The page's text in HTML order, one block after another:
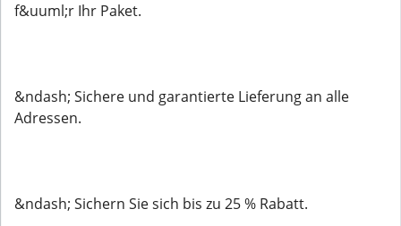
f&uuml;r Ihr Paket.
&ndash; Sichere und garantierte Lieferung an alle
Adressen.
&ndash; Sichern Sie sich bis zu 25 % Rabatt.